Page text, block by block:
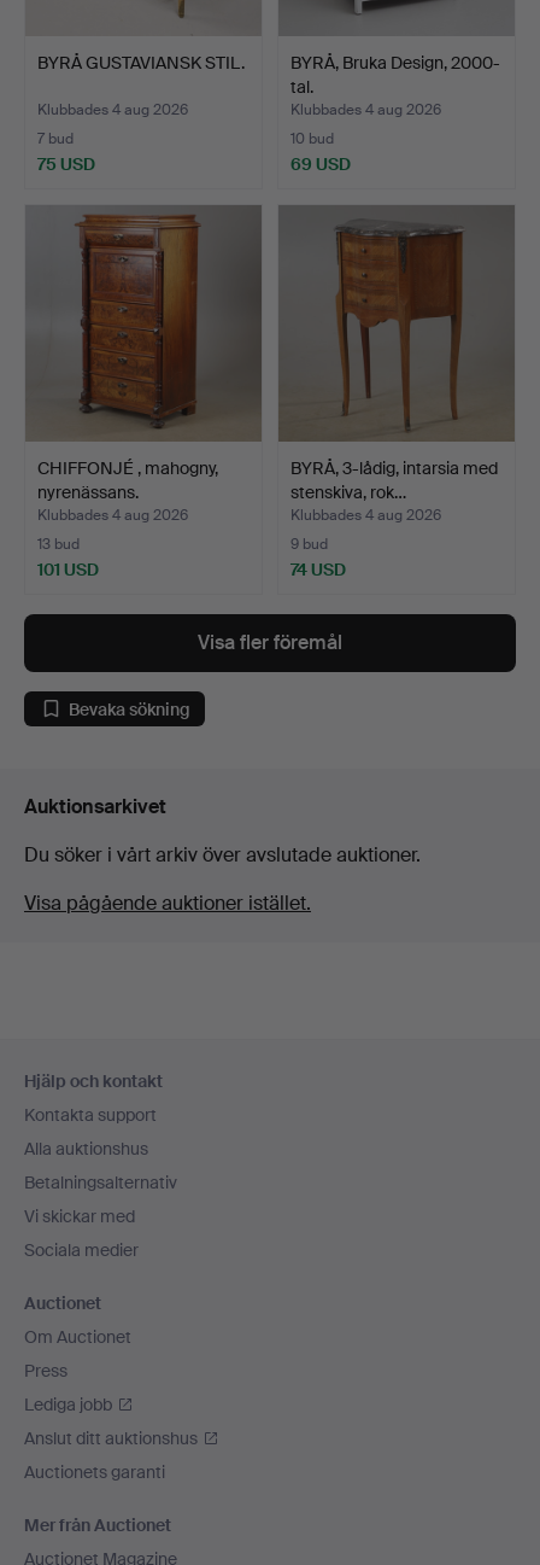
BYRÅ GUSTAVIANSK STIL.
Klubbades 4 aug 2026
7 bud
75 USD
BYRÅ, Bruka Design, 2000-
tal.
Klubbades 4 aug 2026
10 bud
69 USD
CHIFFONJÉ , mahogny,
nyrenässans.
Klubbades 4 aug 2026
13 bud
101 USD
BYRÅ, 3-lådig, intarsia med
stenskiva, rok…
Klubbades 4 aug 2026
9 bud
74 USD
Visa fler föremål
Bevaka sökning
Auktionsarkivet
Du söker i vårt arkiv över avslutade auktioner.
Visa pågående auktioner istället.
Hjälp och kontakt
Kontakta support
Alla auktionshus
Betalningsalternativ
Vi skickar med
Sociala medier
Auctionet
Om Auctionet
Press
Lediga jobb
Anslut ditt auktionshus
Auctionets garanti
Mer från Auctionet
Auctionet Magazine